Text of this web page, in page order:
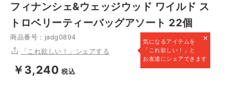
フィナンシェ&ウェッジウッド ワイルド ス
トロベリーティーバッグアソート 22個
商品番号：jadg0894 ×
気になるアイテムを
「これ欲しい！」と
お友達にシェアできます
「これ欲しい！」シェアする
￥3,240 税込